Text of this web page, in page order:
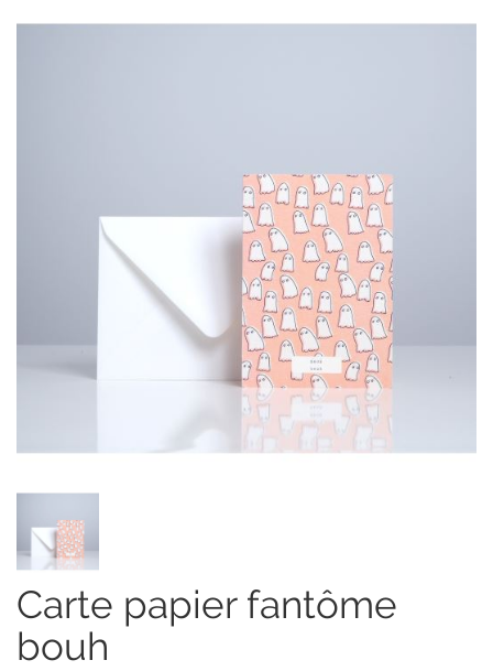
carte papier fantôme
bouh